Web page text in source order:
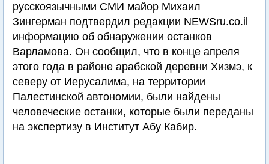
русскоязычными СМИ майор Михаил
Зингерман подтвердил редакции NEWSru.co.il
информацию об обнаружении останков
Варламова. Он сообщил, что в конце апреля
этого года в районе арабской деревни Хизмэ, к
северу от Иерусалима, на территории
Палестинской автономии, были найдены
человеческие останки, которые были переданы
на экспертизу в Институт Абу Кабир.